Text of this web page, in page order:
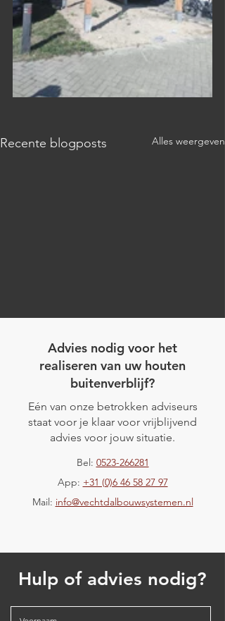
Recente blogposts Alles weergeven
Project Den Ham
Advies nodig voor het
realiseren van uw houten
buitenverblijf?
Eén van onze betrokken adviseurs
staat voor je klaar voor vrijblijvend
advies voor jouw situatie.
Bel: 0523-266281
App: +31 (0)6 46 58 27 97
Mail: info@vechtdalbouwsystemen.nl
Hulp of advies nodig?